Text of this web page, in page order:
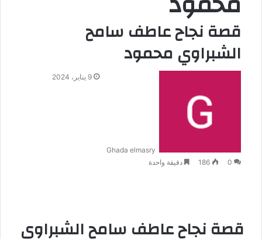
قصة نجاح عاطف سامح
الشبراوي محمود
Ghada elmasry
9 يناير، 2024
0
186 دقيقة واحدة
قصة نجاح عاطف سامح الشبراوي